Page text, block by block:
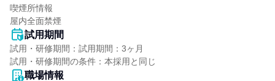
喫煙所情報
屋内全面禁煙
試用期間
試用・研修期間：試用期間：3ヶ月
職場情報